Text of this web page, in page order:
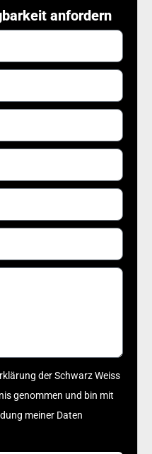
anfordern
der Schwarz Weiss
genommen und bin mit
meiner Daten